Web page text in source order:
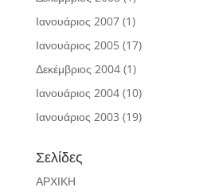
Ιανουάριος 2007(1)
Ιανουάριος 2005(17)
Δεκέμβριος 2004(1)
Ιανουάριος 2004(10)
Ιανουάριος 2003 (19)
Σελίδες
ΑΡΧΙΚΗ